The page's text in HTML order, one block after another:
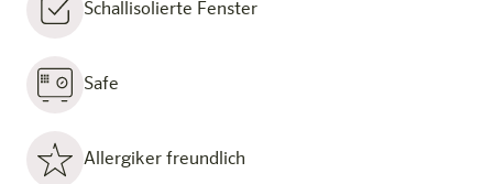
Schallisolierte Fenster
Safe
Allergiker freundlich